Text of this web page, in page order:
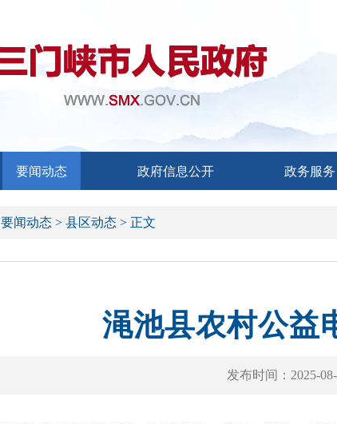
要闻动态 政府信息公开 政务服务
要闻动态 > 县区动态 > 正文
渑池县农村公益
发布时间： 2025-